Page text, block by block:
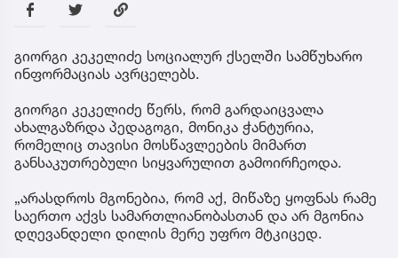
გიორგი კეკელიძე სოციალურ ქსელში სამწუხარო
ინფორმაციას ავრცელებს.
გიორგი კეკელიძე წერს, რომ გარდაიცვალა
ახალგაზრდა პედაგოგი, მონიკა ჭანტურია,
რომელიც თავისი მოსწავლეების მიმართ
განსაკუთრებული სიყვარულით გამოირჩეოდა.
„არასდროს მგონებია, რომ აქ, მიწაზე ყოფნას რამე
საერთო აქვს სამართლიანობასთან და არ მგონია
დღევანდელი დილის მერე უფრო მტკიცედ.